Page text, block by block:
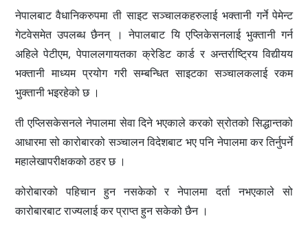
नेपालबाट वैधानिकरुपमा ती साइट सञ्चालकहरुलाई भक्तानी गर्ने पेमेन्ट
गेटवेसमेत उपलब्ध छैनन् । नेपालबाट यि एप्लिकेसनलाई भुक्तानी गर्न
अहिले पेटीएम, पेपाललगायतका क्रेडिट कार्ड र अन्तर्राष्ट्रिय विद्यीयय
भक्तानी माध्यम प्रयोग गरी सम्बन्धित साइटका सञ्चालकलाई रकम
भुक्तानी भइरहेको छ ।
ती एप्लिसकेसनले नेपालमा सेवा दिने भएकाले करको स्रोतको सिद्धान्तको
आधारमा सो कारोबारको सञ्चालन विदेशबाट भए पनि नेपालमा कर तिर्नुपर्ने
महालेखापरीक्षकको ठहर छ ।
कोरोबारको पहिचान हुन नसकेको र नेपालमा दर्ता नभएकाले सो
कारोबारबाट राज्यलाई कर प्राप्त हुन सकेको छैन ।